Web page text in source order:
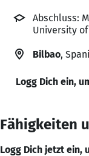
Abschluss:
University
Bilbao,
Logg Dich ein,
Fähigkeiten
Logg Dich jetzt ein,